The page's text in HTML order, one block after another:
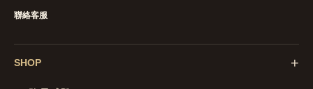
聯絡客服
SHOP +